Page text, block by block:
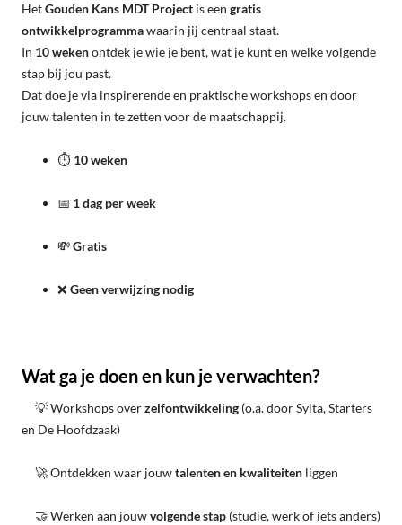
HetGouden Kans MDT Project is een gratis
ontwikkelprogrammawaarin jij centraal staat.
In 10 wekenontdek je wie je bent, wat je kunt en welke volgende
stap bij jou past.
Dat doe je via inspirerende en praktische workshops en door
jouw talenten in te zetten voor de maatschappij.
⏱ 10 weken
📅 1 dag per week
💸Gratis
❌ Geen verwijzing nodig
Wat ga je doen en kun je verwachten?
💡 Workshops overzelfontwikkeling (o.a. door Sylta, Starters
en De Hoofdzaak)
🚀 Ontdekken waar jouwtalenten en kwaliteiten liggen
🤝 Werken aan jouwvolgende stap (studie, werk of iets anders)